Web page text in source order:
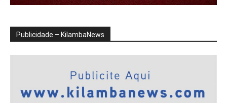
Publicidade – KilambaNews